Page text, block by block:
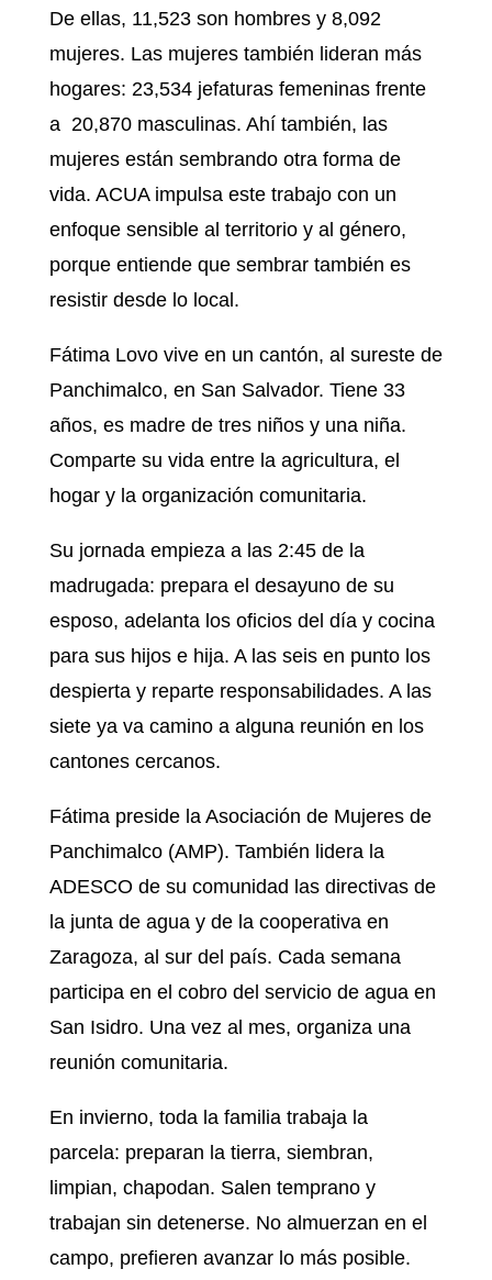
De ellas, 11,523 son hombres y 8,092
mujeres. Las mujeres también lideran más
hogares: 23,534 jefaturas femeninas frente
a 20,870 masculinas. Ahí también, las
mujeres están sembrando otra forma de
vida. ACUA impulsa este trabajo con un
enfoque sensible al territorio y al género,
porque entiende que sembrar también es
resistir desde lo local.
Fátima Lovo vive en un cantón, al sureste de
Panchimalco, en San Salvador. Tiene 33
años, es madre de tres niños y una niña.
Comparte su vida entre la agricultura, el
hogar y la organización comunitaria.
Su jornada empieza a las 2:45 de la
madrugada: prepara el desayuno de su
esposo, adelanta los oficios del día y cocina
para sus hijos e hija. A las seis en punto los
despierta y reparte responsabilidades. A las
siete ya va camino a alguna reunión en los
cantones cercanos.
Fátima preside la Asociación de Mujeres de
Panchimalco (AMP). También lidera la
ADESCO de su comunidad las directivas de
la junta de agua y de la cooperativa en
Zaragoza, al sur del país. Cada semana
participa en el cobro del servicio de agua en
San Isidro. Una vez al mes, organiza una
reunión comunitaria.
En invierno, toda la familia trabaja la
parcela: preparan la tierra, siembran,
limpian, chapodan. Salen temprano y
trabajan sin detenerse. No almuerzan en el
campo, prefieren avanzar lo más posible.